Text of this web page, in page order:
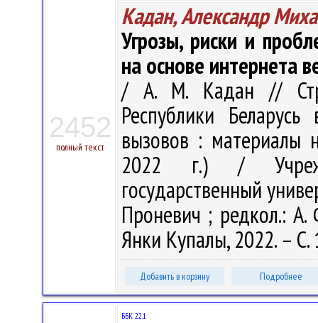
2452
полный текст
Кадан, Александр
Угрозы, риски и
на основе интернета
/ А. М. Кадан //
Республики
вызовов : материалы
2022 г.) /
государственный
Проневич ; редкол.:
Янки Купалы, 2022. –
Добавить в корзину Подробнее
ББК 22.1